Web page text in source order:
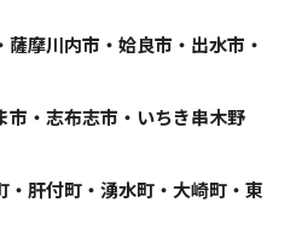
摩川内市・姶良市・出水市・
市・志布志市・いちき串木野
肝付町・湧水町・大崎町・東